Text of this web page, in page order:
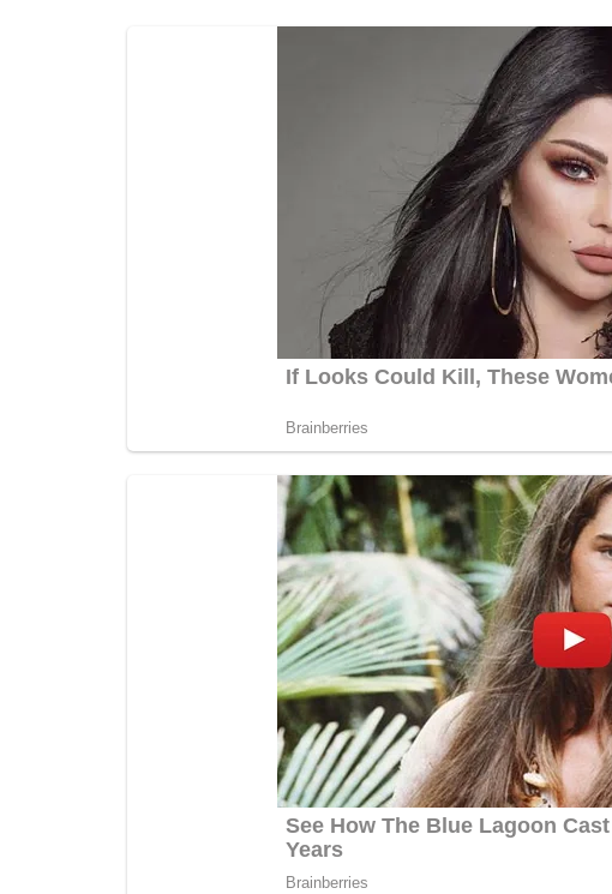
एन.एस.पी.एस.ने सी.बी.एस.ई.परीक्षा परिणामों में फिर
May 13, 2025 448